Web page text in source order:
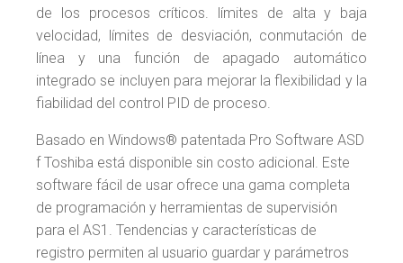
de los procesos críticos. límites de alta y baja
velocidad, límites de desviación, conmutación de
línea y una función de apagado automático
integrado se incluyen para mejorar la flexibilidad y la
fiabilidad del control PID de proceso.
Basado en Windows® patentada Pro Software ASD
f Toshiba está disponible sin costo adicional. Este
software fácil de usar ofrece una gama completa
de programación y herramientas de supervisión
para el AS1. Tendencias y características de
registro permiten al usuario guardar y parámetros